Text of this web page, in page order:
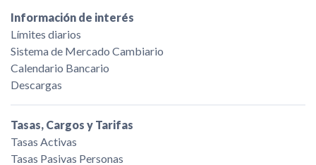
Información de interés
Límites diarios
Sistema de Mercado Cambiario
Calendario Bancario
Descargas
Tasas, Cargos y Tarifas
Tasas Activas
Tasas Pasivas Personas